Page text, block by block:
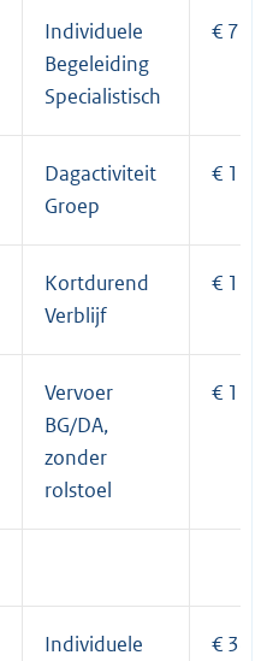
Individuele
Begeleiding
Specialistisch
€
Dagactiviteit
Groep
€
Kortdurend
Verblijf
€
Vervoer
BG/DA,
zonder
rolstoel
€
Individuele
€